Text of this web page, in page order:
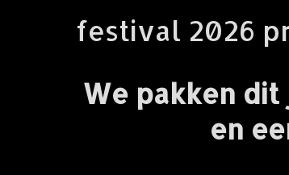
festival 2026
We pakken
en